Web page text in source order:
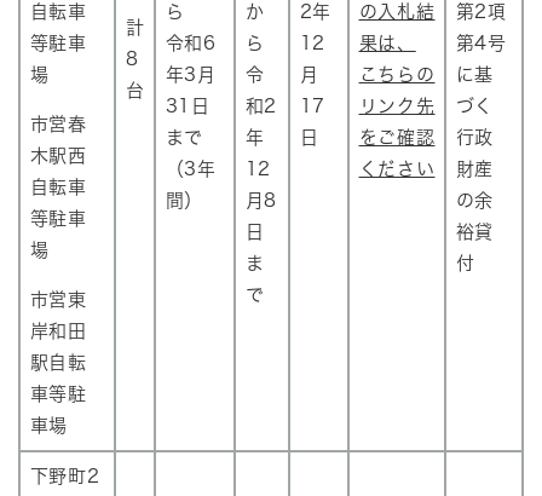
自転車
等駐車
場
市営春
木駅西
自転車
等駐車
場
市営東
岸和田
駅自転
車等駐
車場
計
8
台
ら
令和6
年3月
31日
まで
（3年
間）
か
ら
令
和2
年
12
月8
日
ま
で
2年
12
月
17
日
の入札結
果は、
こちらの
リンク先
をご確認
ください
第2項
第4号
に基
づく
行政
財産
の余
裕貸
付
下野町2